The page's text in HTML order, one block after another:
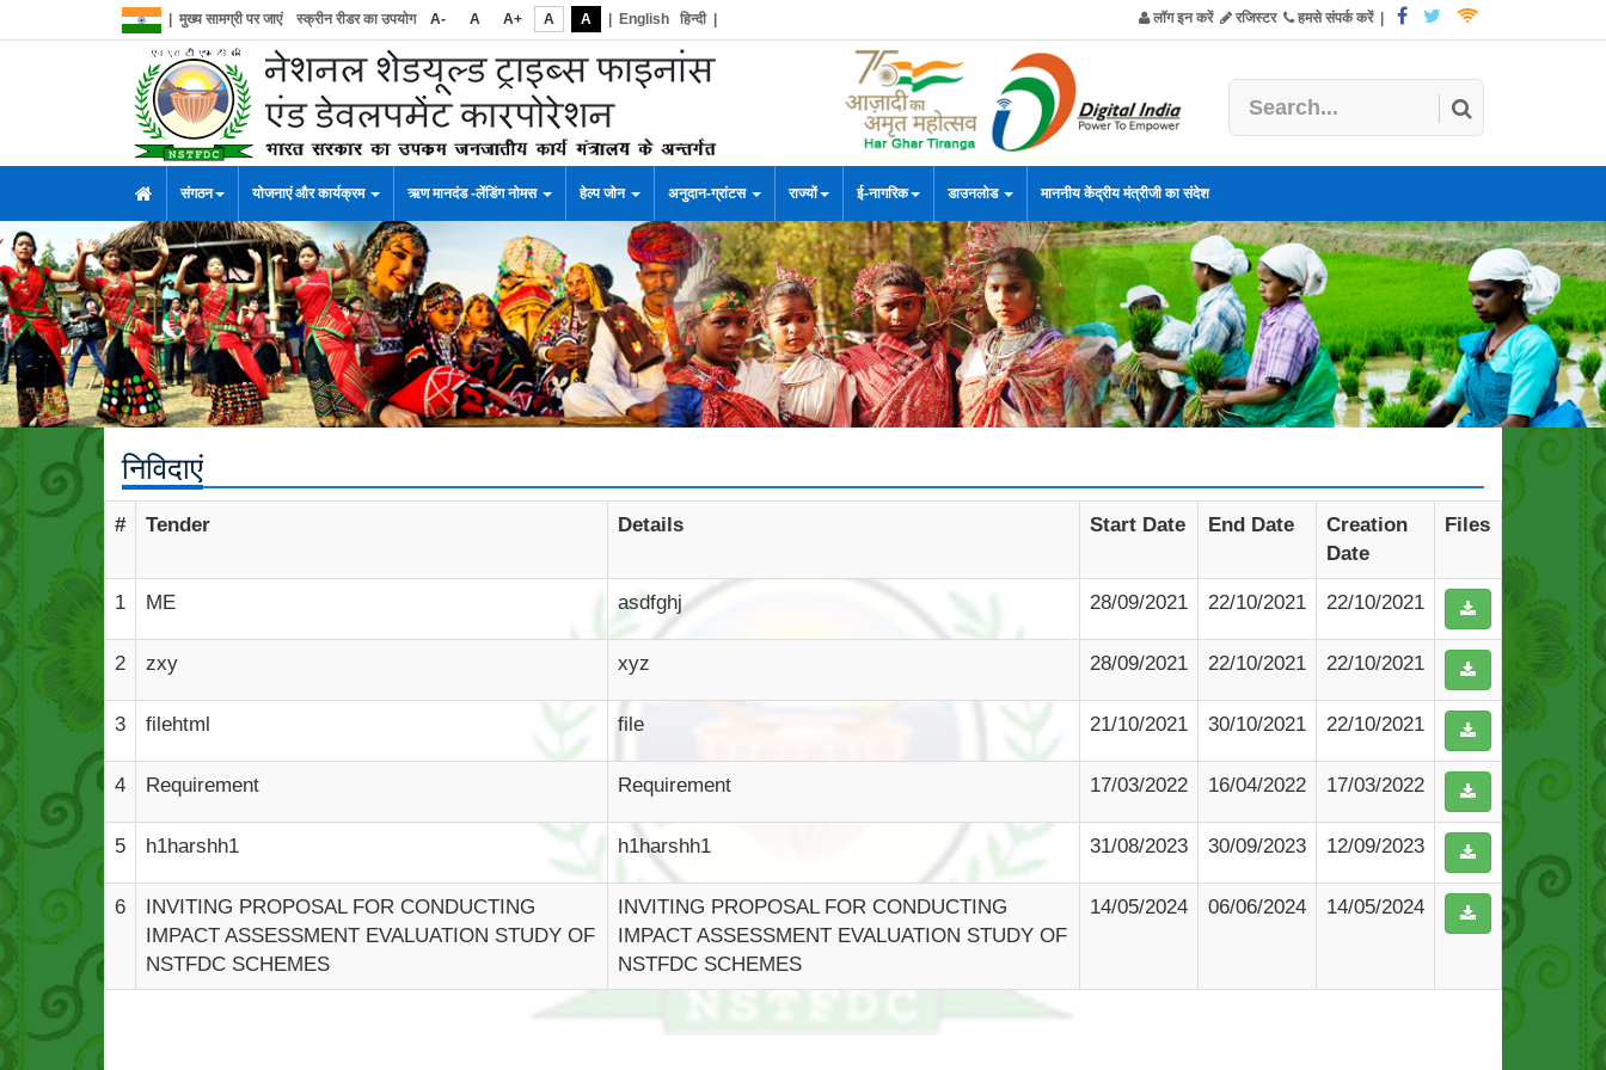
मुख्य सामग्री पर जाएं स्क्रीन रीडर का उपयोग A- A A+ A A English हिन्दी| लॉग इन करें रजिस्टर हमसे संपर्क करें|
संगठन योजनाएं और कार्यक्रम ऋण मानदंड -लेंडिंग नोमस हेल्प जोन अनुदान-ग्रांटस राज्यों ई-नागरिक डाउनलोड माननीय केंद्रीय मंत्रीजी का संदेश
निविदाएं
# Tender Details Start Date End Date
Creation
Date
Files
1 ME asdfghj 28/09/2021 22/10/2021 22/10/2021
2 zxy xyz 28/09/2021 22/10/2021 22/10/2021
3 filehtml file 21/10/2021 30/10/2021 22/10/2021
4 Requirement Requirement 17/03/2022 16/04/2022 17/03/2022
5 h1harshh1 h1harshh1 31/08/2023 30/09/2023 12/09/2023
6
INVITING PROPOSAL FOR CONDUCTING
IMPACT ASSESSMENT EVALUATION STUDY OF
NSTFDC SCHEMES
INVITING PROPOSAL FOR CONDUCTING
IMPACT ASSESSMENT EVALUATION STUDY OF
NSTFDC SCHEMES
14/05/2024 06/06/2024 14/05/2024